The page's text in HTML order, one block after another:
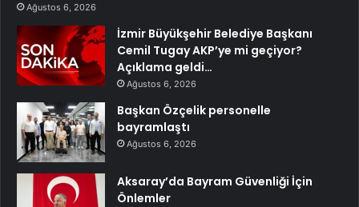
Ağustos 6, 2026
İzmir Büyükşehir Belediye Başkanı
Cemil Tugay AKP’ye mi geçiyor?
Açıklama geldi…
Ağustos 6, 2026
Başkan Özçelik personelle
bayramlaştı
Ağustos 6, 2026
Aksaray’da Bayram Güvenliği İçin
Önlemler